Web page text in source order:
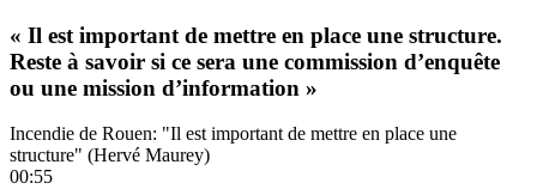
« Il est important de mettre en place une structure.
Reste à savoir si ce sera une commission d’enquête
ou une mission d’information »
Incendie de Rouen: "Il est important de mettre en place une
structure" (Hervé Maurey)
00:55